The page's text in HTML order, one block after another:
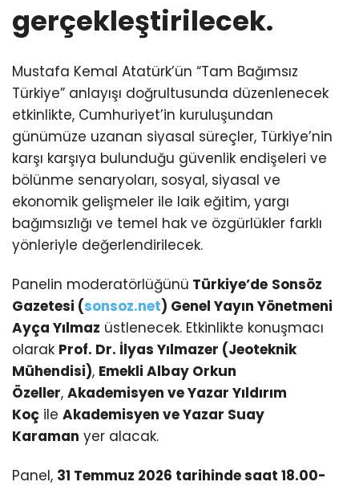
gerçekleştirilecek.
Mustafa Kemal Atatürk’ün “Tam Bağımsız
Türkiye” anlayışı doğrultusunda düzenlenecek
etkinlikte, Cumhuriyet’in kuruluşundan
günümüze uzanan siyasal süreçler, Türkiye’nin
karşı karşıya bulunduğu güvenlik endişeleri ve
bölünme senaryoları, sosyal, siyasal ve
ekonomik gelişmeler ile laik eğitim, yargı
bağımsızlığı ve temel hak ve özgürlükler farklı
yönleriyle değerlendirilecek.
Panelin moderatörlüğünü Türkiye’de Sonsöz
Gazetesi (sonsoz.net) Genel Yayın Yönetmeni
Ayça Yılmaz üstlenecek. Etkinlikte konuşmacı
olarak Prof. Dr. İlyas Yılmazer (Jeoteknik
Mühendisi), Emekli Albay Orkun
Özeller, Akademisyen ve Yazar Yıldırım
Koç ile Akademisyen ve Yazar Suay
Karaman yer alacak.
Panel, 31 Temmuz 2026 tarihinde saat 18.00-